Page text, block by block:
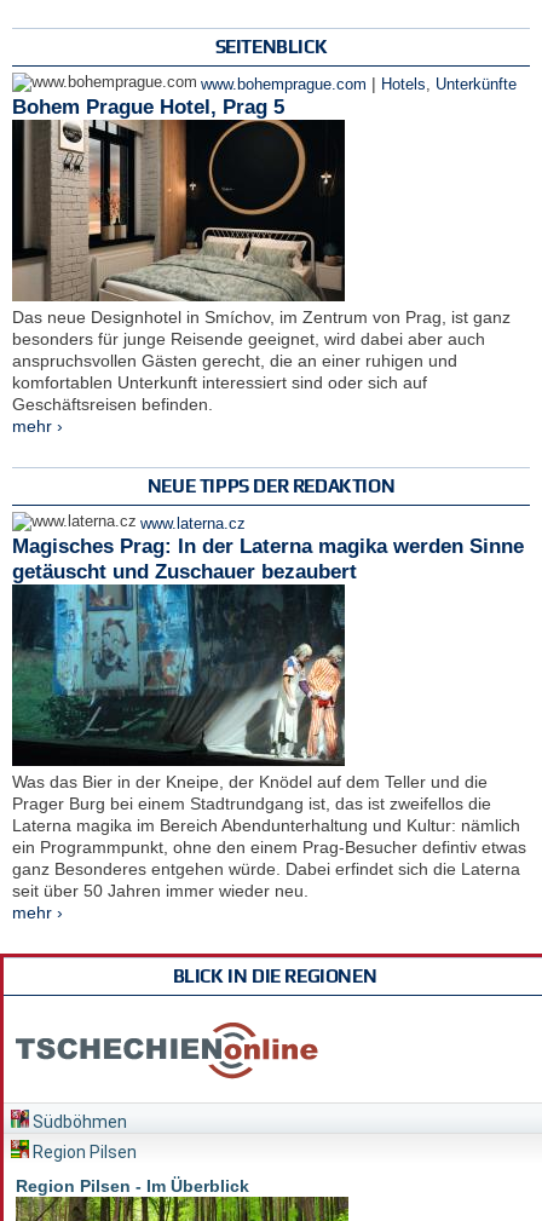
SEITENBLICK
www.bohemprague.com | Hotels, Unterkünfte
Bohem Prague Hotel, Prag 5
Das neue Designhotel in Smíchov, im Zentrum von Prag, ist ganz
besonders für junge Reisende geeignet, wird dabei aber auch
anspruchsvollen Gästen gerecht, die an einer ruhigen und
komfortablen Unterkunft interessiert sind oder sich auf
Geschäftsreisen befinden.
mehr ›
NEUE TIPPS DER REDAKTION
www.laterna.cz
Magisches Prag: In der Laterna magika werden Sinne
getäuscht und Zuschauer bezaubert
Was das Bier in der Kneipe, der Knödel auf dem Teller und die
Prager Burg bei einem Stadtrundgang ist, das ist zweifellos die
Laterna magika im Bereich Abendunterhaltung und Kultur: nämlich
ein Programmpunkt, ohne den einem Prag-Besucher defintiv etwas
ganz Besonderes entgehen würde. Dabei erfindet sich die Laterna
seit über 50 Jahren immer wieder neu.
mehr ›
BLICK IN DIE REGIONEN
Südböhmen
Region Pilsen
Region Pilsen - Im Überblick